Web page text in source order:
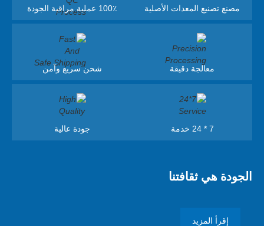
مصنع تصنيع المعدات الأصلية 100٪ عملية مراقبة الجودة
معالجة دقيقة شحن سريع وآمن
7 * 24 خدمة جودة عالية
الجودة هي ثقافتنا
إقرأ المزيد